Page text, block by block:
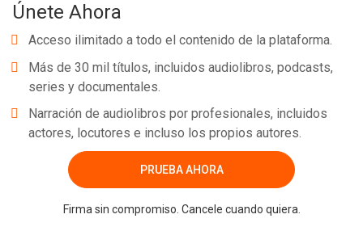
Únete Ahora
Acceso ilimitado a todo el contenido de la plataforma.
Más de 30 mil títulos, incluidos audiolibros, podcasts,
series y documentales.
Narración de audiolibros por profesionales, incluidos
actores, locutores e incluso los propios autores.
PRUEBA AHORA
Firma sin compromiso. Cancele cuando quiera.